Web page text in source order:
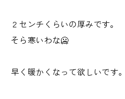
２センチくらいの厚みです。
そら寒いわな🥶
早く暖かくなって欲しいです。